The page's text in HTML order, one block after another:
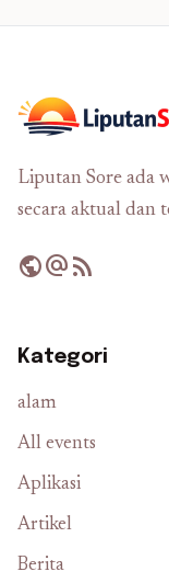
Liputan Sore ada
secara aktual dan
publicalternate_emailrss_feed
Kategori
alam
All events
Aplikasi
Artikel
Berita